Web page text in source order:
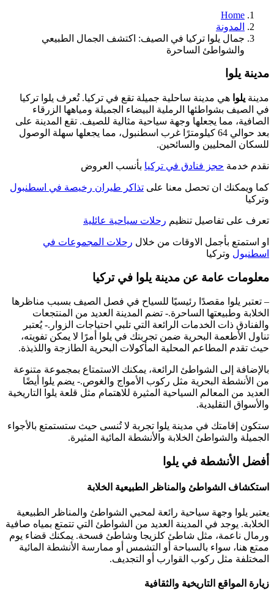
Home
المدونة
جمال يلوا تركيا في الصيف: اكتشف الجمال الطبيعي
والشواطئ الساحرة
مدينة يلوا
مدينة يلوا هي مدينة ساحلية جميلة تقع في تركيا. تُعرف يلوا تركيا
في الصيف بشواطئها الرملية البيضاء الجميلة ومياهها الزرقاء
الصافية، مما يجعلها وجهة سياحية مثالية للصيف. تقع المدينة على
بعد حوالي 64 كيلومترًا غرب اسطنبول، مما يجعلها سهلة الوصول
للسكان المحليين والسائحين.
نقدم خدمة حجز فنادق في تركيا بأنسب العروض
كما ويمكنك ان تحصل معنا على تذاكر طيران رخيصة في اسطنبول
وتركيا
تعرف على تفاصيل تنظيم رحلات سياحية عائلية
او استمتع بأجمل الاوقات من خلال رحلات المجموعات في
اسطنبول وتركيا
معلومات عامة عن مدينة يلوا في تركيا
– تعتبر يلوا مقصدًا رئيسيًا للسياح في فصل الصيف بسبب مناظرها
الخلابة وطبيعتها الساحرة.- تضم المدينة العديد من المنتجعات
والفنادق ذات الخدمات الرائعة التي تلبي احتياجات الزوار.- يُعتبر
تناول الأطعمة البحرية ضمن تجربتك في يلوا أمرًا لا يمكن تفويته،
حيث تقدم المطاعم المحلية المأكولات البحرية الطازجة واللذيذة.
بالإضافة إلى الشواطئ الرائعة، يمكنك الاستمتاع بمجموعة متنوعة
من الأنشطة البحرية مثل ركوب الأمواج والغوص.- يضم يلوا أيضًا
العديد من المعالم السياحية المثيرة للاهتمام مثل قلعة يلوا التاريخية
والأسواق التقليدية.
ستكون إقامتك في مدينة يلوا تجربة لا تُنسى حيث ستستمتع بالأجواء
الجميلة والشواطئ الخلابة والأنشطة المائية المثيرة.
أفضل الأنشطة في يلوا
استكشاف الشواطئ والمناظر الطبيعية الخلابة
يعتبر يلوا وجهة سياحية رائعة لمحبي الشواطئ والمناظر الطبيعية
الخلابة. يوجد في المدينة العديد من الشواطئ التي تتمتع بمياه صافية
ورمال ناعمة، مثل شاطئ كلزيجا وشاطئ فسحة. يمكنك قضاء يوم
ممتع هنا، سواء بالسباحة أو التشمس أو ممارسة الأنشطة المائية
المختلفة مثل ركوب القوارب أو التجديف.
زيارة المواقع التاريخية والثقافية